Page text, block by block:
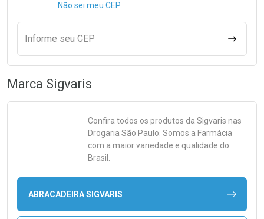
Não sei meu CEP
Informe seu CEP
Marca Sigvaris
Confira todos os produtos da Sigvaris nas
Drogaria São Paulo. Somos a Farmácia
com a maior variedade e qualidade do
Brasil.
ABRACADEIRA SIGVARIS